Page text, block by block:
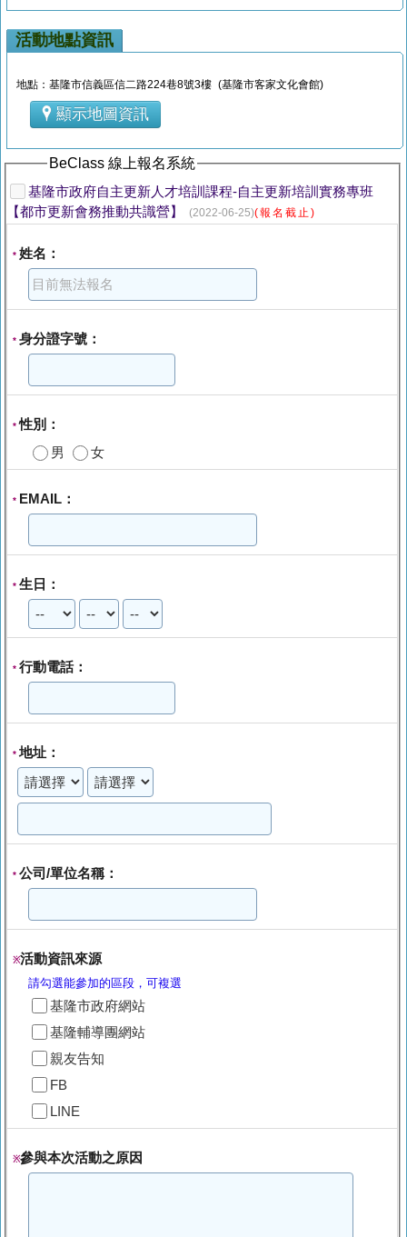
活動地點資訊
地點：基隆市信義區信二路224巷8號3樓 (基隆市客家文化會館)
顯示地圖資訊
BeClass 線上報名系統
基隆市政府自主更新人才培訓課程-自主更新培訓實務專班
【都市更新會務推動共識營】
(2022-06-25)(報名截止)
* 姓名：
* 身分證字號：
*性別：
男
女
* EMAIL：
* 生日：
* 行動電話：
*地址：
* 公司/單位名稱：
※活動資訊來源
請勾選能參加的區段，可複選
基隆市政府網站
基隆輔導團網站
親友告知
FB
LINE
※參與本次活動之原因